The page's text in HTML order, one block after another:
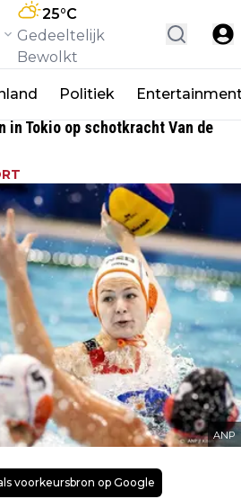
25°C
Gedeeltelijk
Bewolkt
Politiek
in Tokio op schotkracht Van de
ANP
voorkeursbron op Google